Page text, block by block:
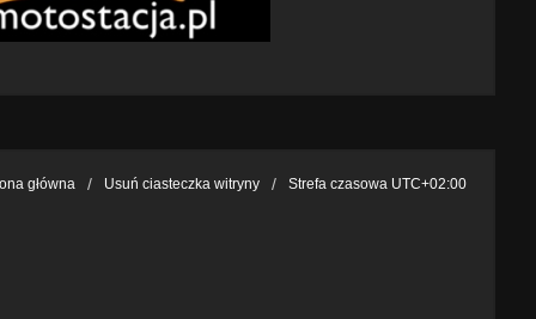
główna Usuń ciasteczka witryny Strefa czasowa UTC+02:00